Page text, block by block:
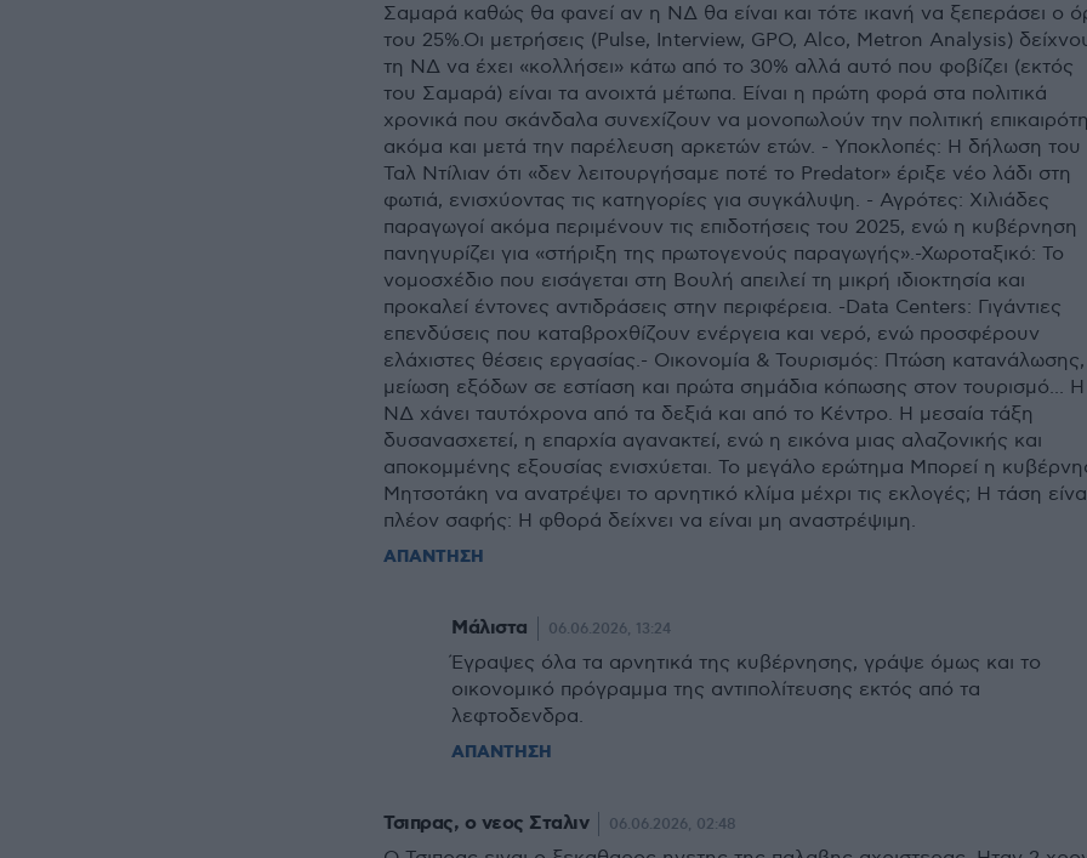
Σαμαρά καθώς θα φανεί αν η ΝΔ θα είναι και τότε ικανή να ξεπεράσει ο
του 25%.Οι μετρήσεις (Pulse, Interview, GPO, Alco, Metron Analysis)
τη ΝΔ να έχει «κολλήσει» κάτω από το 30% αλλά αυτό που φοβίζει (εκτός
του Σαμαρά) είναι τα ανοιχτά μέτωπα. Είναι η πρώτη φορά στα πολιτικά
χρονικά που σκάνδαλα συνεχίζουν να μονοπωλούν την πολιτική
ακόμα και μετά την παρέλευση αρκετών ετών. - Υποκλοπές: Η δήλωση του
Ταλ Ντίλιαν ότι «δεν λειτουργήσαμε ποτέ το Predator» έριξε νέο λάδι στη
φωτιά, ενισχύοντας τις κατηγορίες για συγκάλυψη. - Αγρότες: Χιλιάδες
παραγωγοί ακόμα περιμένουν τις επιδοτήσεις του 2025, ενώ η κυβέρνηση
πανηγυρίζει για «στήριξη της πρωτογενούς παραγωγής».-Χωροταξικό: Το
νομοσχέδιο που εισάγεται στη Βουλή απειλεί τη μικρή ιδιοκτησία και
προκαλεί έντονες αντιδράσεις στην περιφέρεια. -Data Centers: Γιγάντιες
επενδύσεις που καταβροχθίζουν ενέργεια και νερό, ενώ προσφέρουν
ελάχιστες θέσεις εργασίας.- Οικονομία & Τουρισμός: Πτώση κατανάλωσης,
μείωση εξόδων σε εστίαση και πρώτα σημάδια κόπωσης στον τουρισμό... Η
ΝΔ χάνει ταυτόχρονα από τα δεξιά και από το Κέντρο. Η μεσαία τάξη
δυσανασχετεί, η επαρχία αγανακτεί, ενώ η εικόνα μιας αλαζονικής και
αποκομμένης εξουσίας ενισχύεται. Το μεγάλο ερώτημα Μπορεί η
Μητσοτάκη να ανατρέψει το αρνητικό κλίμα μέχρι τις εκλογές; Η τάση
πλέον σαφής: Η φθορά δείχνει να είναι μη αναστρέψιμη.
ΑΠΑΝΤΗΣΗ
Μάλιστα 06.06.2026, 13:24
Έγραψες όλα τα αρνητικά της κυβέρνησης, γράψε όμως και το
οικονομικό πρόγραμμα της αντιπολίτευσης εκτός από τα
λεφτοδενδρα.
ΑΠΑΝΤΗΣΗ
Τσιπρας, ο νεος Σταλιν 06.06.2026, 02:48